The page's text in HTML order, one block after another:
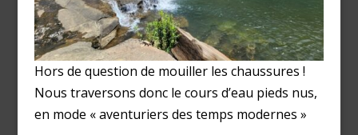
Hors de question de mouiller les chaussures !
Nous traversons donc le cours d’eau pieds nus,
en mode « aventuriers des temps modernes »